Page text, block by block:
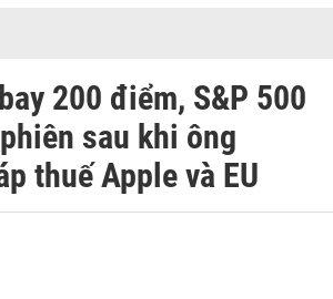
200 điểm, S&P 500
sau khi ông
thuế Apple và EU